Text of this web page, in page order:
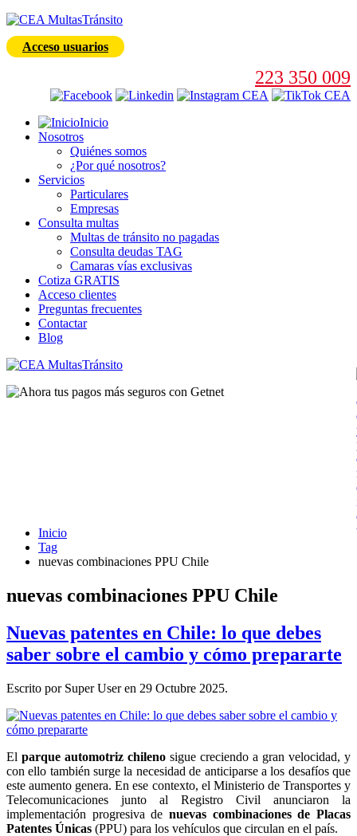
Acceso usuarios
223 350 009
Inicio
Nosotros
Quiénes somos
¿Por qué nosotros?
Servicios
Particulares
Empresas
Consulta multas
Multas de tránsito no pagadas
Consulta deudas TAG
Camaras vías exclusivas
Cotiza GRATIS
Acceso clientes
Preguntas frecuentes
Contactar
Blog
Inicio
Tag
nuevas combinaciones PPU Chile
nuevas combinaciones PPU Chile
Nuevas patentes en Chile: lo que debes
saber sobre el cambio y cómo prepararte
Escrito por Super User en 29 Octubre 2025.
El parque automotriz chileno sigue creciendo a gran velocidad, y
con ello también surge la necesidad de anticiparse a los desafíos que
este aumento genera. En ese contexto, el Ministerio de Transportes y
Telecomunicaciones junto al Registro Civil anunciaron la
implementación progresiva de nuevas combinaciones de Placas
Patentes Únicas (PPU) para los vehículos que circulan en el país.